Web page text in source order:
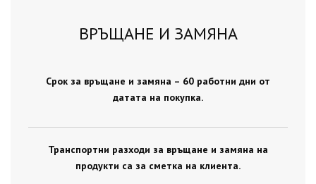
ВРЪЩАНЕ И ЗАМЯНА
Срок за връщане и замяна – 60 работни дни от
датата на покупка.
Транспортни разходи за връщане и замяна на
продукти са за сметка на клиента.